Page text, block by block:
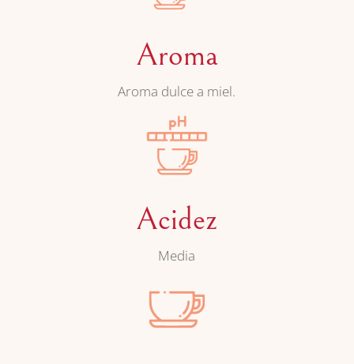
Aroma
Aroma dulce a miel.
Acidez
Media